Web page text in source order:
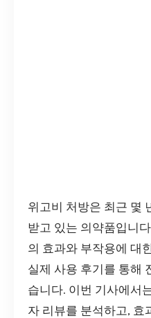
위고비 처방은 최근 몇
받고 있는 의약품입니
의 효과와 부작용에 대
실제 사용 후기를 통해
습니다. 이번 기사에서
자 리뷰를 분석하고, 효